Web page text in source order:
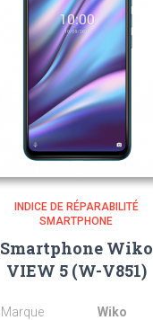
INDICE DE RÉPARABILITÉ
SMARTPHONE
Smartphone Wiko
VIEW 5 (W-V851)
Marque Wiko